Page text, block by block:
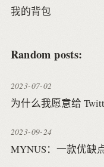
我的背包
Random posts:
2023-07-02
为什么我愿意给
2023-09-24
MYNUS：一款优缺